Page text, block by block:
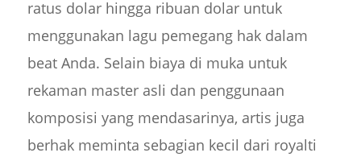
ratus dolar hingga ribuan dolar untuk
menggunakan lagu pemegang hak dalam
beat Anda. Selain biaya di muka untuk
rekaman master asli dan penggunaan
komposisi yang mendasarinya, artis juga
berhak meminta sebagian kecil dari royalti